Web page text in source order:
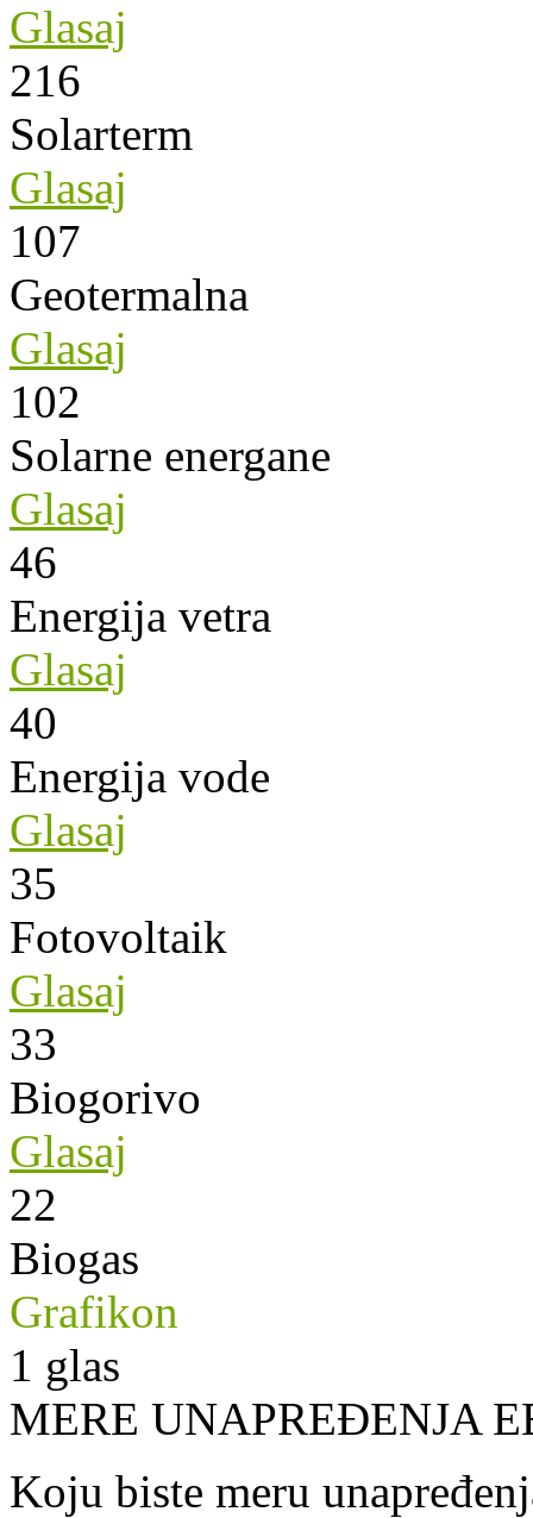
Glasaj
216
Solarterm
Glasaj
107
Geotermalna
Glasaj
102
Solarne energane
Glasaj
46
Energija vetra
Glasaj
40
Energija vode
Glasaj
35
Fotovoltaik
Glasaj
33
Biogorivo
Glasaj
22
Biogas
Grafikon
1 glas
MERE UNAPREĐENJA
Koju biste meru